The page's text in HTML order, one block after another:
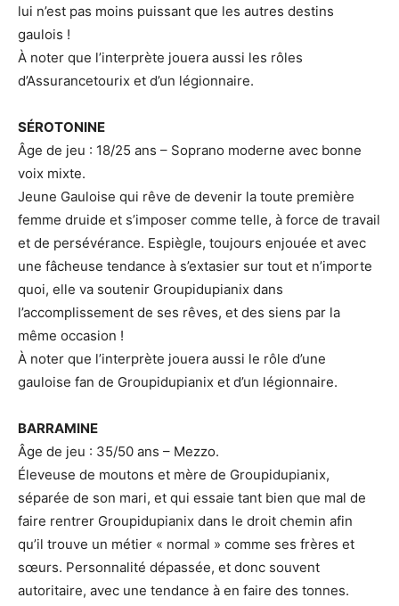
lui n’est pas moins puissant que les autres destins
gaulois !
À noter que l’interprète jouera aussi les rôles
d’Assurancetourix et d’un légionnaire.
SÉROTONINE
Âge de jeu : 18/25 ans – Soprano moderne avec bonne
voix mixte.
Jeune Gauloise qui rêve de devenir la toute première
femme druide et s’imposer comme telle, à force de travail
et de persévérance. Espiègle, toujours enjouée et avec
une fâcheuse tendance à s’extasier sur tout et n’importe
quoi, elle va soutenir Groupidupianix dans
l’accomplissement de ses rêves, et des siens par la
même occasion !
À noter que l’interprète jouera aussi le rôle d’une
gauloise fan de Groupidupianix et d’un légionnaire.
BARRAMINE
Âge de jeu : 35/50 ans – Mezzo.
Éleveuse de moutons et mère de Groupidupianix,
séparée de son mari, et qui essaie tant bien que mal de
faire rentrer Groupidupianix dans le droit chemin afin
qu’il trouve un métier « normal » comme ses frères et
sœurs. Personnalité dépassée, et donc souvent
autoritaire, avec une tendance à en faire des tonnes.